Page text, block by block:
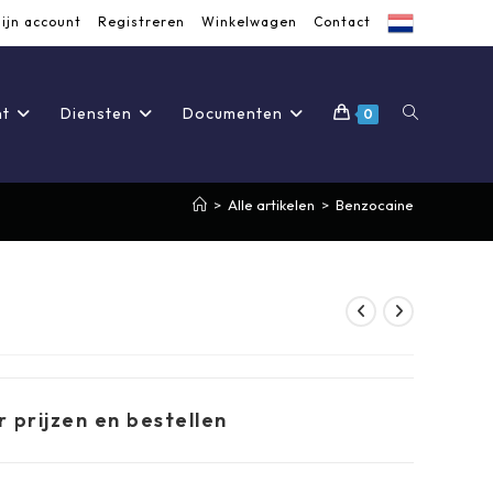
account Registreren Winkelwagen Contact
Diensten Documenten 0 Toggle
site
> Alle artikelen > Benzocaine
prijzen en bestellen